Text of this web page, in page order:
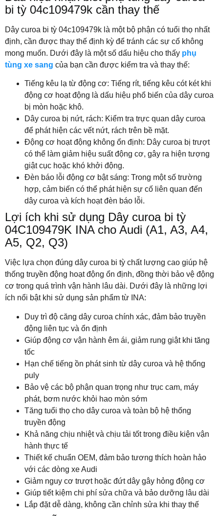
bi tỳ 04c109479k cần thay thế
Dây curoa bi tỳ 04c109479k là một bộ phận có tuổi thọ nhất
định, cần được thay thế định kỳ để tránh các sự cố không
mong muốn. Dưới đây là một số dấu hiệu cho thấy phụ
tùng xe sang của bạn cần được kiểm tra và thay thế:
Tiếng kêu lạ từ động cơ: Tiếng rít, tiếng kêu cót két khi
động cơ hoạt động là dấu hiệu phổ biến của dây curoa
bị mòn hoặc khô.
Dây curoa bị nứt, rách: Kiểm tra trực quan dây curoa
để phát hiện các vết nứt, rách trên bề mặt.
Động cơ hoạt động không ổn định: Dây curoa bị trượt
có thể làm giảm hiệu suất động cơ, gây ra hiện tượng
giật cục hoặc khó khởi động.
Đèn báo lỗi động cơ bật sáng: Trong một số trường
hợp, cảm biến có thể phát hiện sự cố liên quan đến
dây curoa và kích hoạt đèn báo lỗi.
Lợi ích khi sử dụng Dây curoa bi tỳ
04C109479K INA cho Audi (A1, A3, A4,
A5, Q2, Q3)
Việc lựa chọn đúng dây curoa bi tỳ chất lượng cao giúp hệ
thống truyền động hoạt động ổn định, đồng thời bảo vệ động
cơ trong quá trình vận hành lâu dài. Dưới đây là những lợi
ích nổi bật khi sử dụng sản phẩm từ INA:
Duy trì độ căng dây curoa chính xác, đảm bảo truyền
động liên tục và ổn định
Giúp động cơ vận hành êm ái, giảm rung giật khi tăng
tốc
Hạn chế tiếng ồn phát sinh từ dây curoa và hệ thống
puly
Bảo vệ các bộ phận quan trọng như trục cam, máy
phát, bơm nước khỏi hao mòn sớm
Tăng tuổi thọ cho dây curoa và toàn bộ hệ thống
truyền động
Khả năng chịu nhiệt và chịu tải tốt trong điều kiện vận
hành thực tế
Thiết kế chuẩn OEM, đảm bảo tương thích hoàn hảo
với các dòng xe Audi
Giảm nguy cơ trượt hoặc đứt dây gây hỏng động cơ
Giúp tiết kiệm chi phí sửa chữa và bảo dưỡng lâu dài
Lắp đặt dễ dàng, không cần chỉnh sửa khi thay thế